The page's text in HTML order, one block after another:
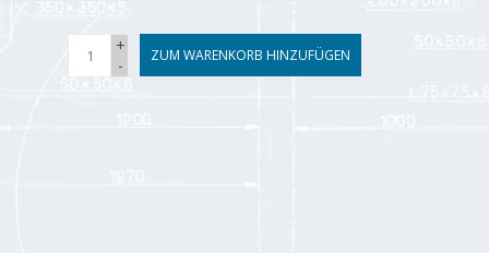
+
-
ZUM WARENKORB HINZUFÜGEN